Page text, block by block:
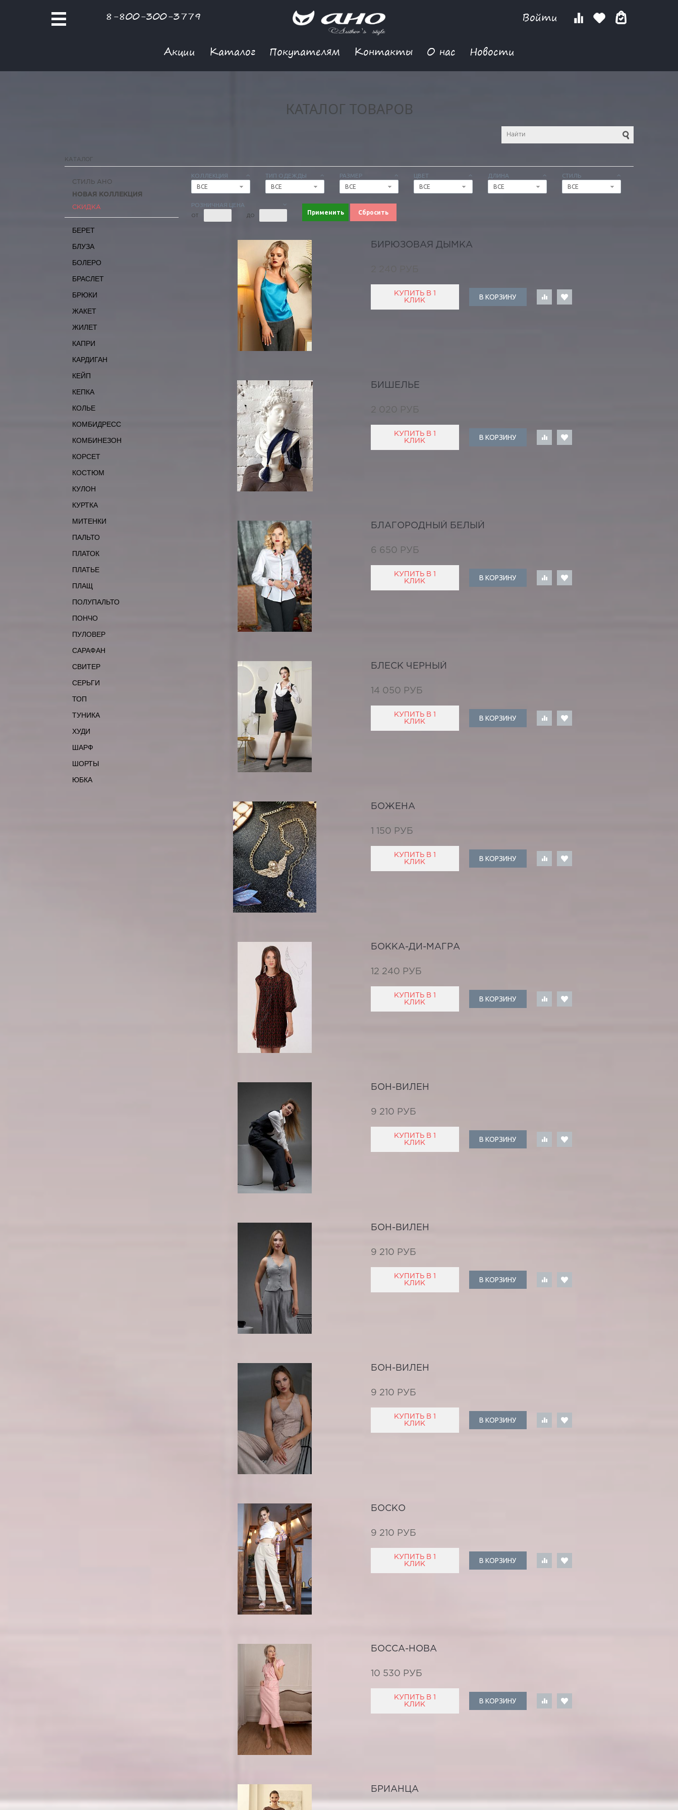
8-800-300-3779 Войти
Акции Каталог Покупателям Контакты О нас Новости
КАТАЛОГ ТОВАРОВ
КАТАЛОГ
КОЛЛЕКЦИЯ
ВСЕ
ТИП ОДЕЖДЫ
ВСЕ
РАЗМЕР
ВСЕ
ЦВЕТ
ВСЕ
ДЛИНА
ВСЕ
СТИЛЬ
ВСЕ
РОЗНИЧНАЯ ЦЕНА
ОТ ДО Применить Сбросить
СТИЛЬ АНО
НОВАЯ КОЛЛЕКЦИЯ
СКИДКА
БЕРЕТ
БЛУЗА
БОЛЕРО
БРАСЛЕТ
БРЮКИ
ЖАКЕТ
ЖИЛЕТ
КАПРИ
КАРДИГАН
КЕЙП
КЕПКА
КОЛЬЕ
КОМБИДРЕСС
КОМБИНЕЗОН
КОРСЕТ
КОСТЮМ
КУЛОН
КУРТКА
МИТЕНКИ
ПАЛЬТО
ПЛАТОК
ПЛАТЬЕ
ПЛАЩ
ПОЛУПАЛЬТО
ПОНЧО
ПУЛОВЕР
САРАФАН
СВИТЕР
СЕРЬГИ
ТОП
ТУНИКА
ХУДИ
ШАРФ
ШОРТЫ
ЮБКА
БИРЮЗОВАЯ ДЫМКА
КУПИТЬ В 1
КЛИК
В КОРЗИНУ
БИШЕЛЬЕ
2 020 РУБ
КУПИТЬ В 1
КЛИК
В КОРЗИНУ
БЛАГОРОДНЫЙ БЕЛЫЙ
6 650 РУБ
КУПИТЬ В 1
КЛИК
В КОРЗИНУ
БЛЕСК ЧЕРНЫЙ
14 050 РУБ
КУПИТЬ В 1
КЛИК
В КОРЗИНУ
БОЖЕНА
1 150 РУБ
КУПИТЬ В 1
КЛИК
В КОРЗИНУ
БОККА-ДИ-МАГРА
12 240 РУБ
КУПИТЬ В 1
КЛИК
В КОРЗИНУ
БОН-ВИЛЕН
9 210 РУБ
КУПИТЬ В 1
КЛИК
В КОРЗИНУ
БОН-ВИЛЕН
9 210 РУБ
КУПИТЬ В 1
КЛИК
В КОРЗИНУ
БОН-ВИЛЕН
9 210 РУБ
КУПИТЬ В 1
КЛИК
В КОРЗИНУ
БОСКО
9 210 РУБ
КУПИТЬ В 1
КЛИК
В КОРЗИНУ
БОССА-НОВА
10 530 РУБ
КУПИТЬ В 1
КЛИК
В КОРЗИНУ
БРИАНЦА